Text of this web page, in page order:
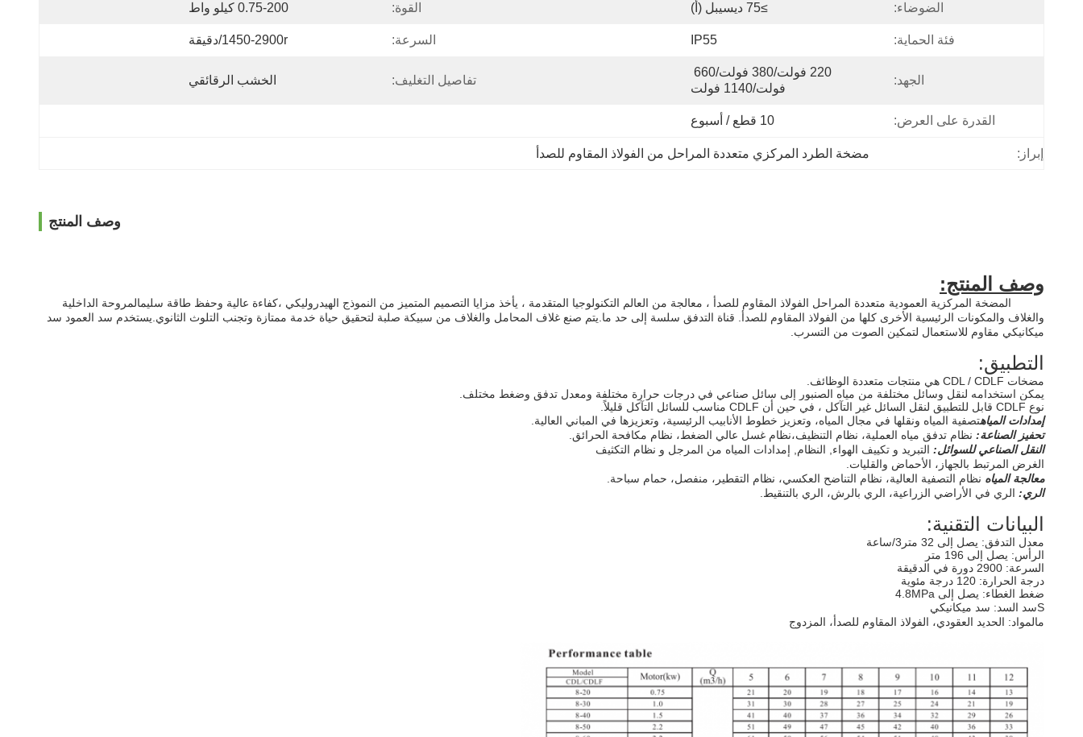
الضوضاء: ≥75 ديسيبل (أ) القوة: 0.75-200 كيلو واط
فئة الحماية: IP55 السرعة: 1450-2900r/دقيقة
الجهد:
فولت/1140 فولت
تفاصيل التغليف: الخشب الرقائقي
القدرة على العرض: 10 قطع / أسبوع
إبراز: مضخة الطرد المركزي متعددة المراحل من الفولاذ المقاوم للصدأ
وصف المنتج
وصف المنتج:
CDLF المضخة المركزية العمودية متعددة المراحل الفولاذ المقاوم للصدأ ، معالجة من العالم التكنولوجيا المتقدمة ، يأخذ مزايا التصميم المتميز من النموذج الهيدروليكي ،كفاءة عالية وحفظ طاقة سليمالمروحة الداخلية
والغلاف والمكونات الرئيسية الأخرى كلها من الفولاذ المقاوم للصدأ. قناة التدفق سلسة إلى حد ما.يتم صنع غلاف المحامل والغلاف من سبيكة صلبة لتحقيق حياة خدمة ممتازة وتجنب التلوث الثانوي. يستخدم سد العمود سد
ميكانيكي مقاوم للاستعمال لتمكين الصوت من التسرب.
التطبيق:
مضخات CDL / CDLF هي منتجات متعددة الوظائف.
يمكن استخدامه لنقل وسائل مختلفة من مياه الصنبور إلى سائل صناعي في درجات حرارة مختلفة ومعدل تدفق وضغط مختلف.
نوع CDLF قابل للتطبيق لنقل السائل غير التآكل ، في حين أن CDLF مناسب للسائل التآكل قليلاً.
إمدادات المياهتصفية المياه ونقلها في مجال المياه، وتعزيز خطوط الأنابيب الرئيسية، وتعزيزها في المباني العالية.
تحفيز الصناعة: نظام تدفق مياه العملية، نظام التنظيف،نظام غسل عالي الضغط، نظام مكافحة الحرائق.
النقل الصناعي للسوائل: التبريد و تكييف الهواء, النظام, إمدادات المياه من المرجل و نظام التكثيف
الغرض المرتبط بالجهاز، الأحماض والقليات.
معالجة المياه نظام التصفية العالية، نظام التناضح العكسي، نظام التقطير، منفصل، حمام سباحة.
الري: الري في الأراضي الزراعية، الري بالرش، الري بالتنقيط.
البيانات التقنية:
معدل التدفق: يصل إلى 32 متر3/ساعة
الرأس: يصل إلى 196 متر
السرعة: 2900 دورة في الدقيقة
درجة الحرارة: 120 درجة مئوية
ضغط الغطاء: يصل إلى 4.8MPa
Sسد السد: سد ميكانيكي
مالمواد: الحديد العقودي، الفولاذ المقاوم للصدأ، المزدوج